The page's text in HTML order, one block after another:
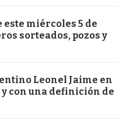
este miércoles 5 de
sorteados, pozos y
Leonel Jaime en
con una definición de